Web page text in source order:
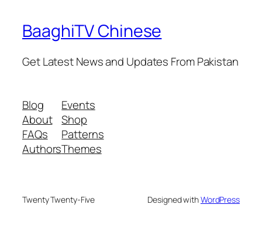
BaaghiTV Chinese
Get Latest News and Updates From Pakistan
Blog
About
FAQs
Authors
Events
Shop
Patterns
Themes
Twenty Twenty-Five Designed withWordPress